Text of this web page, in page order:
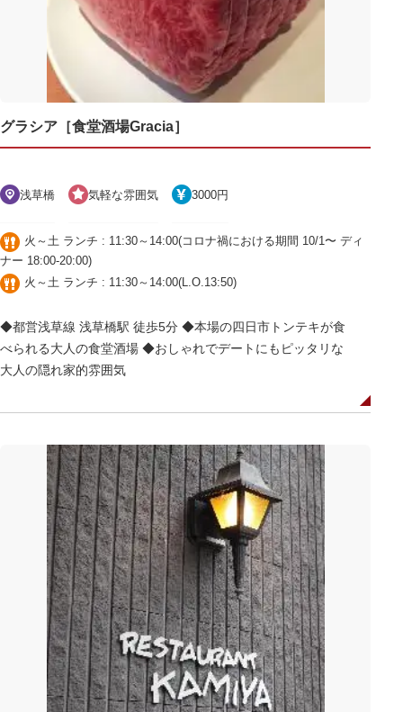
グラシア［食堂酒場Gracia］
浅草橋 気軽な雰囲気 3000円
火～土 ランチ : 11:30～14:00(コロナ禍における期間 10/1〜 ディ
ナー 18:00-20:00)
火～土 ランチ : 11:30～14:00(L.O.13:50)
◆都営浅草線 浅草橋駅 徒歩5分 ◆本場の四日市トンテキが食
べられる大人の食堂酒場 ◆おしゃれでデートにもピッタリな
大人の隠れ家的雰囲気